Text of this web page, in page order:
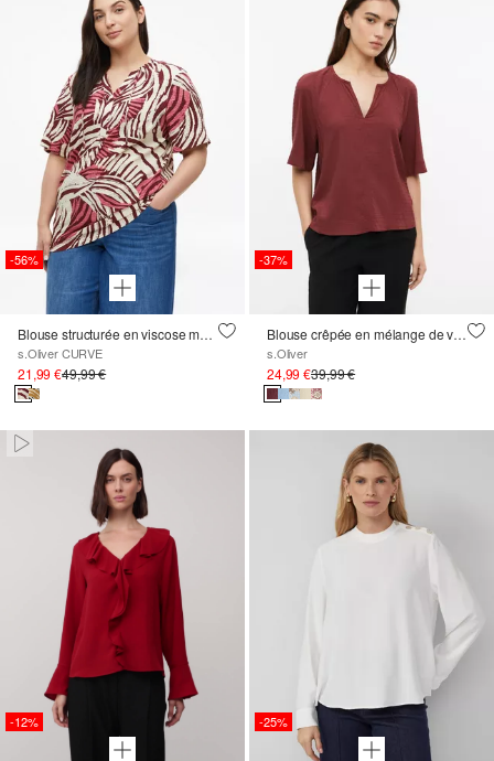
-56%
Blouse structurée en viscose mélangée avec un imprimé all-over
s.Oliver CURVE
21,99 €49,99 €
-37%
Blouse crêpée en mélange de viscose
s.Oliver
24,99 €39,99 €
Paused • Muted
-12% -25%